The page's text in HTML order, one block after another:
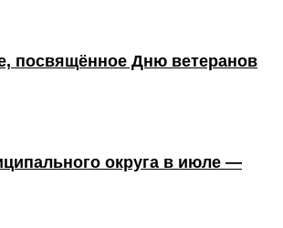
посвящённое Дню ветеранов
округа в июле —